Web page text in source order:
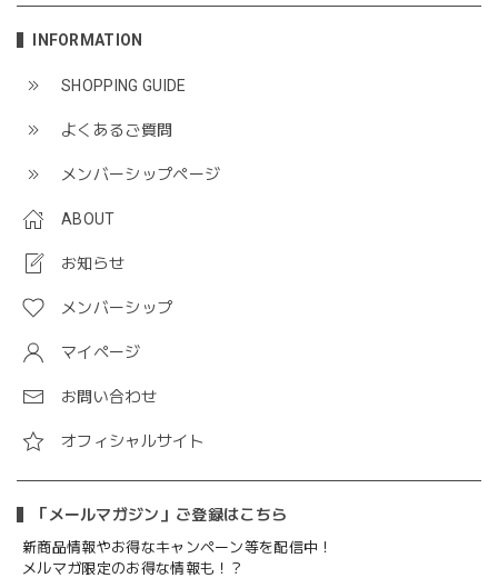
INFORMATION
SHOPPING GUIDE
よくあるご質問
メンバーシップページ
ABOUT
お知らせ
メンバーシップ
マイページ
お問い合わせ
オフィシャルサイト
「メールマガジン」ご登録はこちら
新商品情報やお得なキャンペーン等を配信中！
メルマガ限定のお得な情報も！？